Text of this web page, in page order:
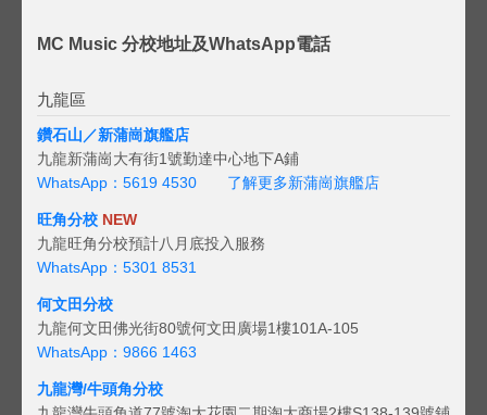
MC Music 分校地址及WhatsApp電話
九龍區
鑽石山／新蒲崗旗艦店
九龍新蒲崗大有街1號勤達中心地下A鋪
WhatsApp：5619 4530
了解更多新蒲崗旗艦店
旺角分校 NEW
九龍旺角分校預計八月底投入服務
WhatsApp：5301 8531
何文田分校
九龍何文田佛光街80號何文田廣場1樓101A-105
WhatsApp：9866 1463
九龍灣/牛頭角分校